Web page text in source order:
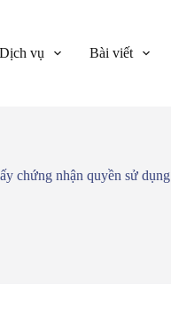
Dịch vụ Bài viết
chứng nhận quyền sử